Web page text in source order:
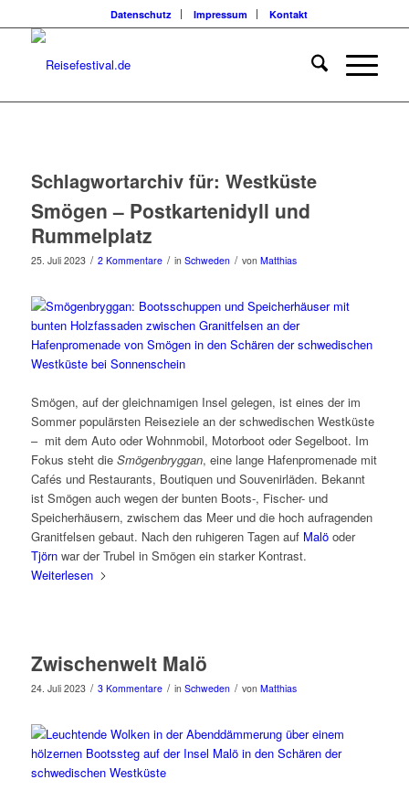
Datenschutz Impressum Kontakt
Schlagwortarchiv für: Westküste
Smögen – Postkartenidyll und
Rummelplatz
25. Juli 2023 / 2 Kommentare / in Schweden / von Matthias
Smögen, auf der gleichnamigen Insel gelegen, ist eines der im
Sommer populärsten Reiseziele an der schwedischen Westküste
– mit dem Auto oder Wohnmobil, Motorboot oder Segelboot. Im
Fokus steht die Smögenbryggan, eine lange Hafenpromenade mit
Cafés und Restaurants, Boutiquen und Souvenirläden. Bekannt
ist Smögen auch wegen der bunten Boots-, Fischer- und
Speicherhäusern, zwischem das Meer und die hoch aufragenden
Granitfelsen gebaut. Nach den ruhigeren Tagen auf Malöoder
Tjörnwar der Trubel in Smögen ein starker Kontrast.
Weiterlesen
Zwischenwelt Malö
24. Juli 2023 / 3 Kommentare / in Schweden / von Matthias